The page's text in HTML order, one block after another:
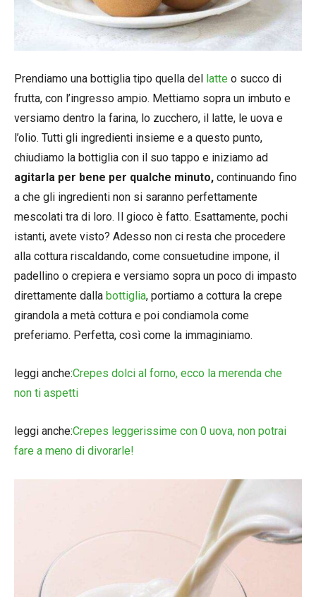
Prendiamo una bottiglia tipo quella del latte o succo di
frutta, con l’ingresso ampio. Mettiamo sopra un imbuto e
versiamo dentro la farina, lo zucchero, il latte, le uova e
l’olio. Tutti gli ingredienti insieme e a questo punto,
chiudiamo la bottiglia con il suo tappo e iniziamo ad
agitarla per bene per qualche minuto, continuando fino
a che gli ingredienti non si saranno perfettamente
mescolati tra di loro. Il gioco è fatto. Esattamente, pochi
istanti, avete visto? Adesso non ci resta che procedere
alla cottura riscaldando, come consuetudine impone, il
padellino o crepiera e versiamo sopra un poco di impasto
direttamente dalla bottiglia, portiamo a cottura la crepe
girandola a metà cottura e poi condiamola come
preferiamo. Perfetta, così come la immaginiamo.
leggi anche:Crepes dolci al forno, ecco la merenda che
non ti aspetti
leggi anche:Crepes leggerissime con 0 uova, non potrai
fare a meno di divorarle!